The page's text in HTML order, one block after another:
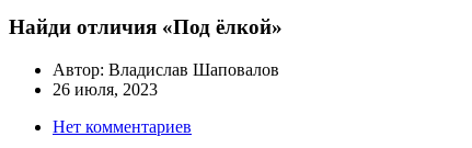
Найди отличия «Под ёлкой»
Автор: Владислав Шаповалов
26 июля, 2023
Нет комментариев